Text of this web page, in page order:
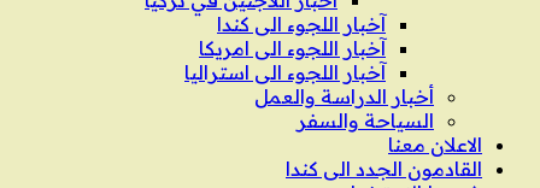
آخبار اللجوء الى كندا
آخبار اللجوء الى امريكا
آخبار اللجوء الى استراليا
أخبار الدراسة والعمل
السياحة والسفر
الاعلان معنا
القادمون الجدد الى كندا